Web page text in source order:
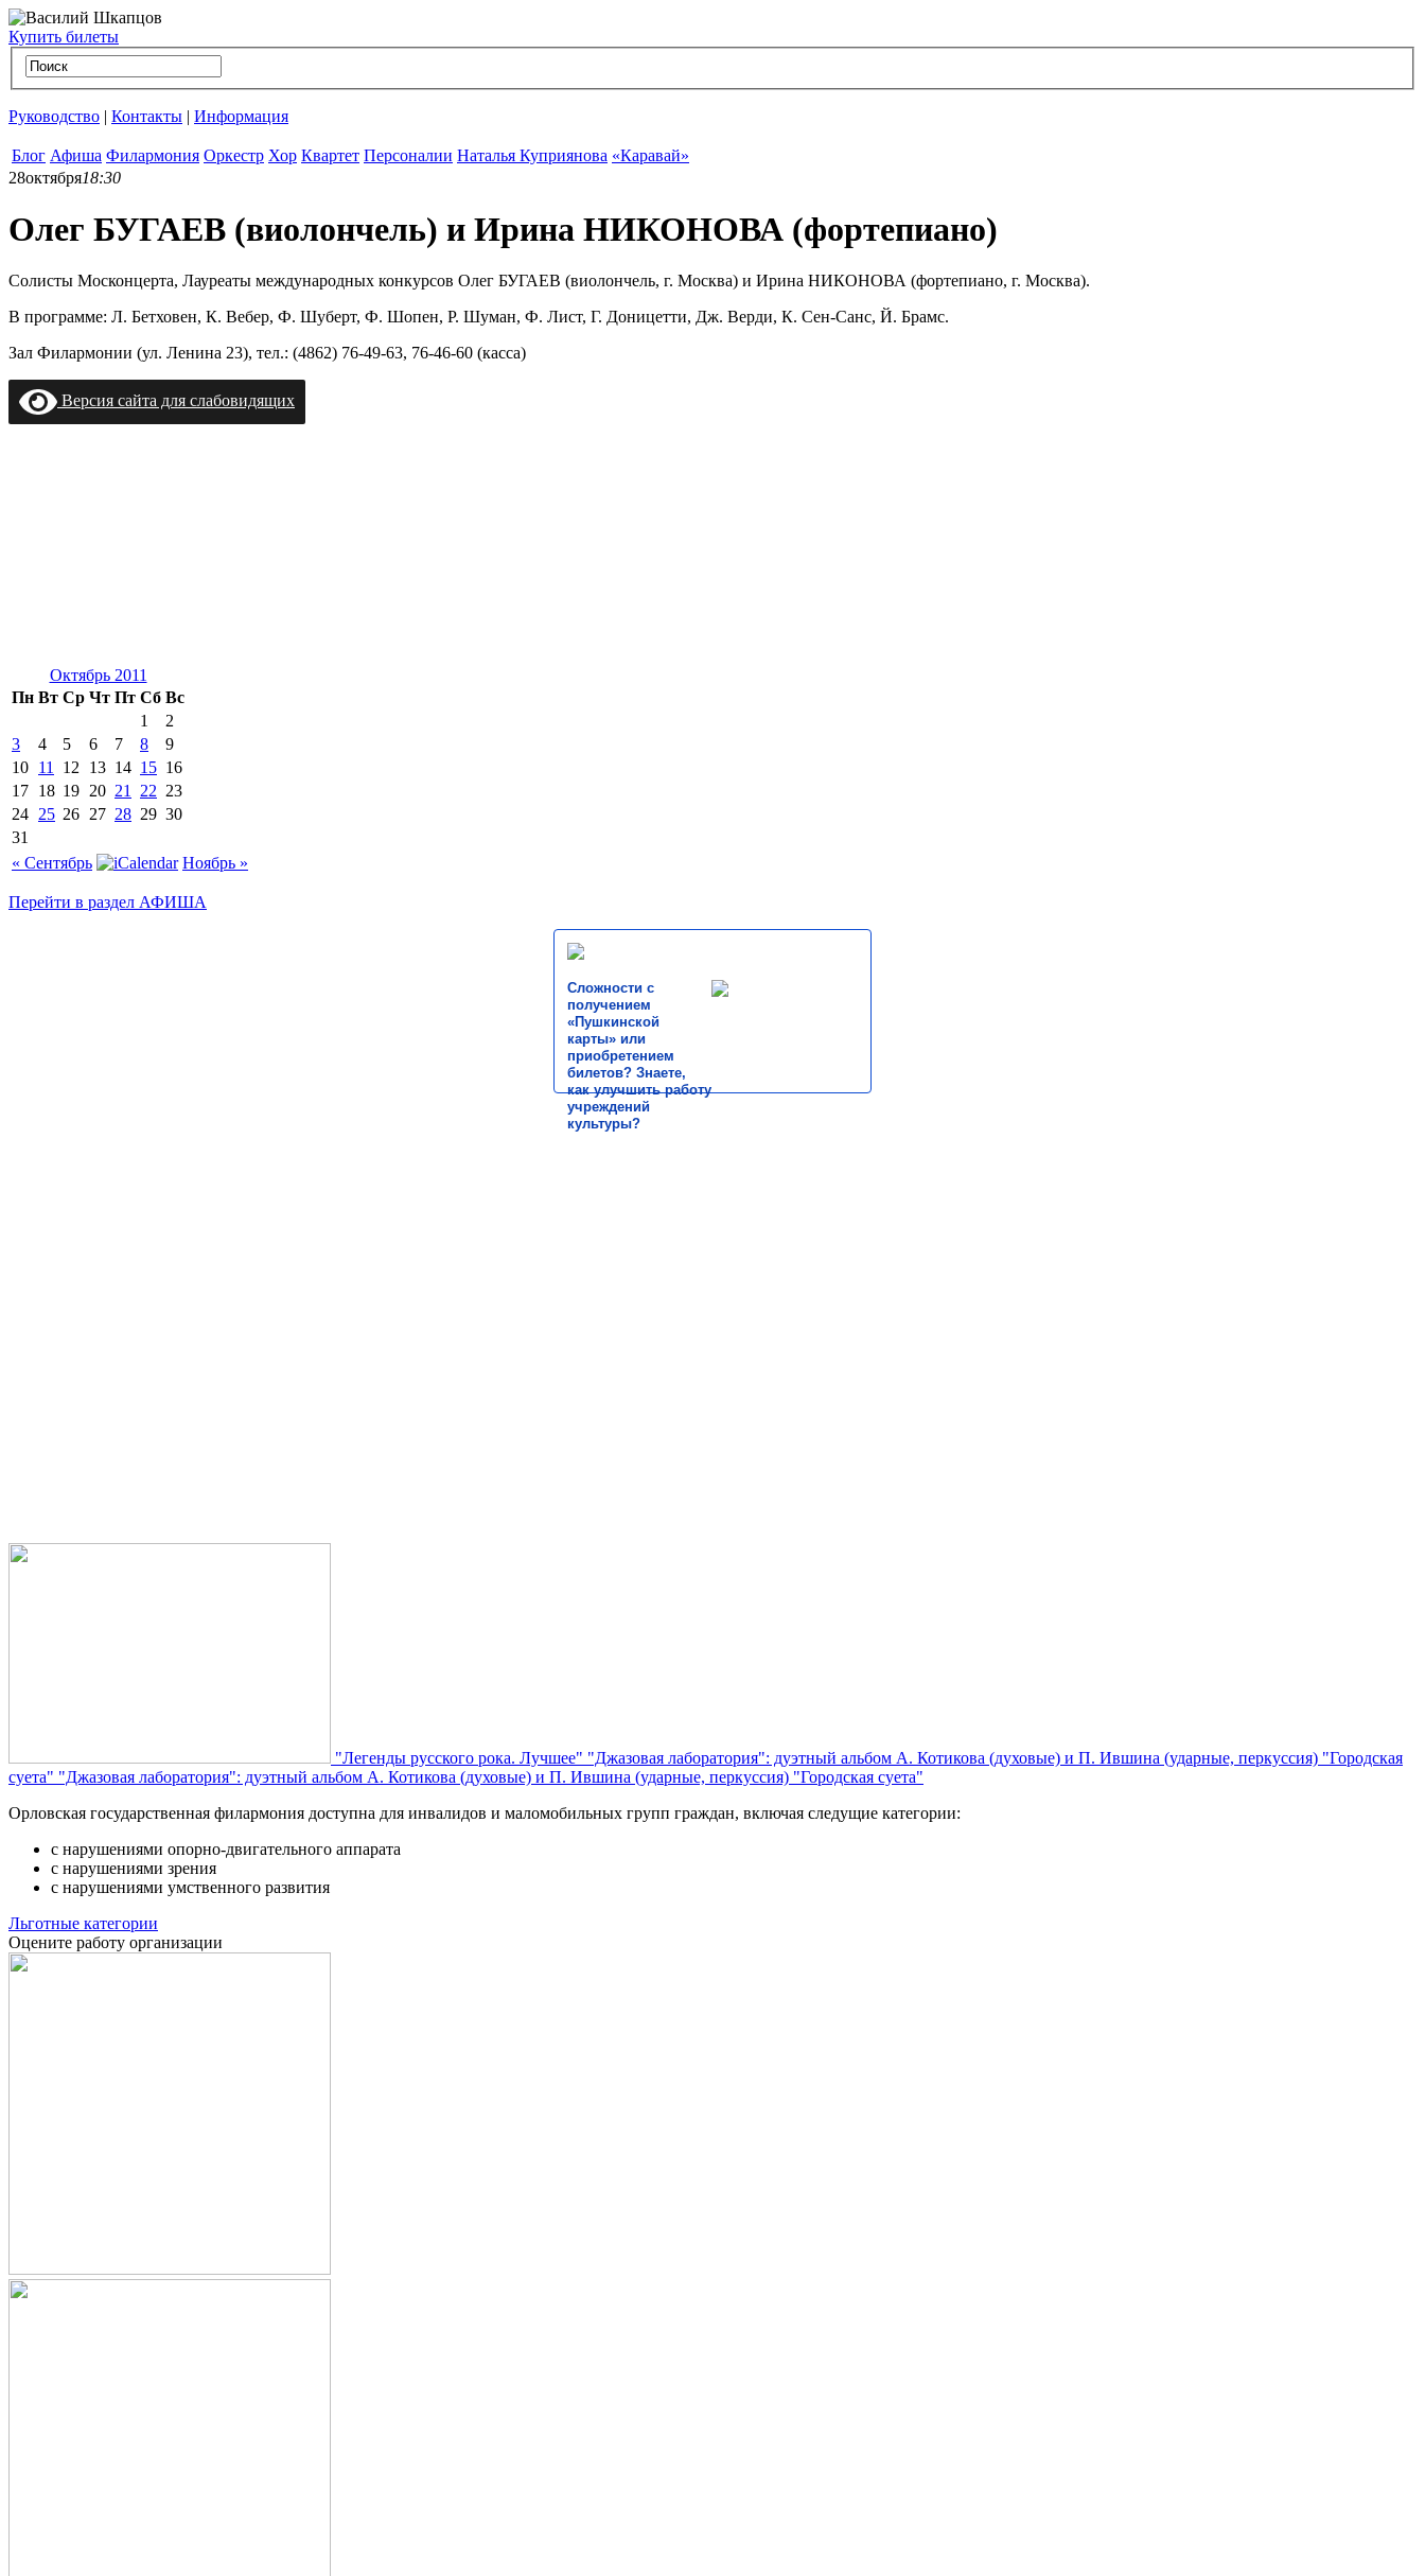
Купить билеты
Руководство | Контакты | Информация
Блог Афиша Филармония Оркестр Хор Квартет Персоналии Наталья Куприянова «Каравай»
28октября18:30
Олег БУГАЕВ (виолончель) и Ирина НИКОНОВА (фортепиано)
Солисты Москонцерта, Лауреаты международных конкурсов Олег БУГАЕВ (виолончель, г. Москва) и Ирина НИКОНОВА (фортепиано, г. Москва).
В программе: Л. Бетховен, К. Вебер, Ф. Шуберт, Ф. Шопен, Р. Шуман, Ф. Лист, Г. Доницетти, Дж. Верди, К. Сен-Санс, Й. Брамс.
Зал Филармонии (ул. Ленина 23), тел.: (4862) 76-49-63, 76-46-60 (касса)
Версия сайта для слабовидящих
Октябрь 2011
Пн Вт Ср Чт Пт Сб Вс
1
2
3
4 5 6 7 8
9
10 11 12 13 14 15 16
17 18 19 20 21 22 23
24 25 26 27 28 29 30
31
« Сентябрь
Ноябрь »
Перейти в раздел АФИША
Сложности с
получением
«Пушкинской
карты» или
приобретением
билетов? Знаете,
как улучшить работу
учреждений
культуры?
"Легенды русского рока. Лучшее" "Джазовая лаборатория": дуэтный альбом А. Котикова (духовые) и П. Ившина (ударные, перкуссия) "Городская
суета" "Джазовая лаборатория": дуэтный альбом А. Котикова (духовые) и П. Ившина (ударные, перкуссия) "Городская суета"
Орловская государственная филармония доступна для инвалидов и маломобильных групп граждан, включая следущие категории:
с нарушениями опорно-двигательного аппарата
с нарушениями зрения
с нарушениями умственного развития
Льготные категории
Оцените работу организации